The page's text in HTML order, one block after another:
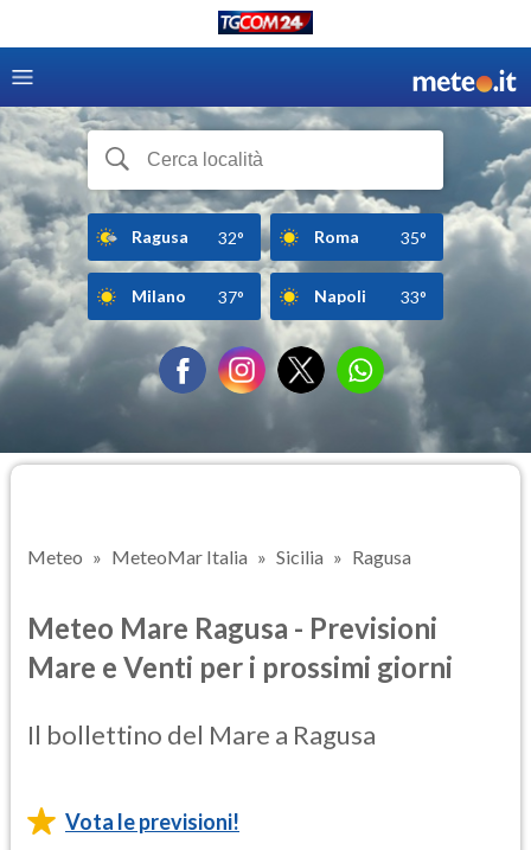
Ragusa 32° Roma 35°
Milano 37° Napoli 33°
Meteo MeteoMar Italia Sicilia Ragusa
Meteo Mare Ragusa - Previsioni
Mare e Venti per i prossimi giorni
Il bollettino del Mare a Ragusa
Vota le previsioni!